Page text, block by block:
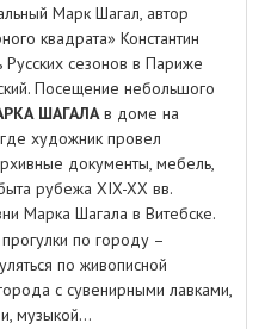
Марк Шагал, автор
квадрата» Константин
Русских сезонов в Париже
Посещение небольшого
ШАГАЛАв доме на
художник провел
документы, мебель,
рубежа XIX-XX вв.
Марка Шагала в Витебске.
прогулки по городу –
по живописной
с сувенирными лавками,
музыкой…